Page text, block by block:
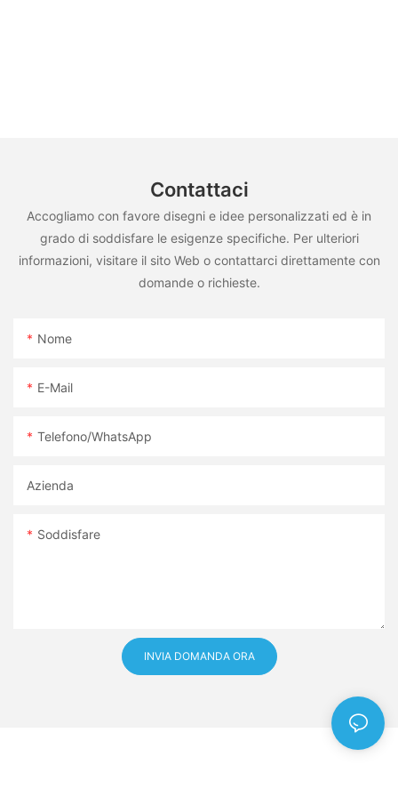
Contattaci
Accogliamo con favore disegni e idee personalizzati ed è in
grado di soddisfare le esigenze specifiche. Per ulteriori
informazioni, visitare il sito Web o contattarci direttamente con
domande o richieste.
Nome
E-Mail
Telefono/WhatsApp
Azienda
Soddisfare
INVIA DOMANDA ORA